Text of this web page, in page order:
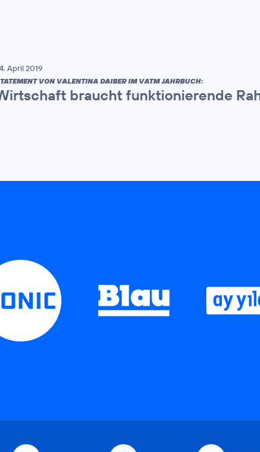
April 2019
VON VALENTINA DAIBER IM VATM JAHRBUCH:
braucht funktionierende